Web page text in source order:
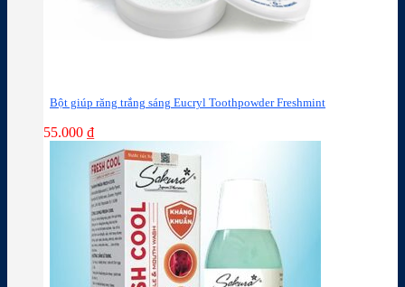
Bột giúp răng trắng sáng Eucryl Toothpowder Freshmint
55.000 ₫